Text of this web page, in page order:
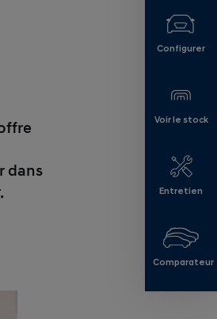
dans
Configurer
Voir le stock
Entretien
Comparateur